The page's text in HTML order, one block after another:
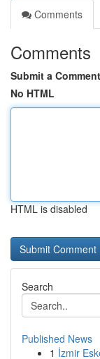
Comments
Comments
Submit a Comment
No HTML
HTML is disabled
Search
Published News
1 İzmir